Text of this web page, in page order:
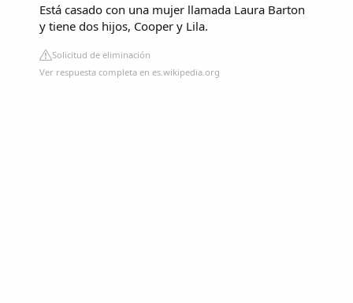
Está casado con una mujer llamada Laura Barton
y tiene dos hijos, Cooper y Lila.
Solicitud de eliminación
Ver respuesta completa en es.wikipedia.org